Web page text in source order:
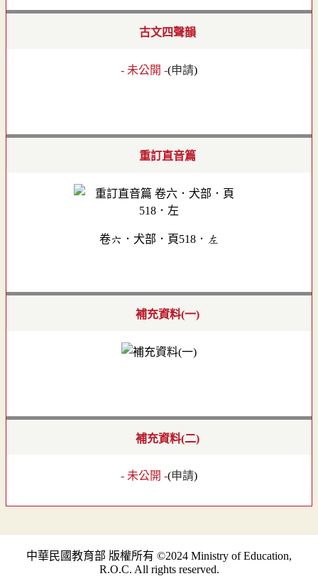
古文四聲韻
- 未公開 -(申請)
重訂直音篇
卷六．犬部．頁518．左
補充資料(一)
補充資料(二)
- 未公開 -(申請)
中華民國教育部 版權所有 ©2024 Ministry of Education,
R.O.C. All rights reserved.